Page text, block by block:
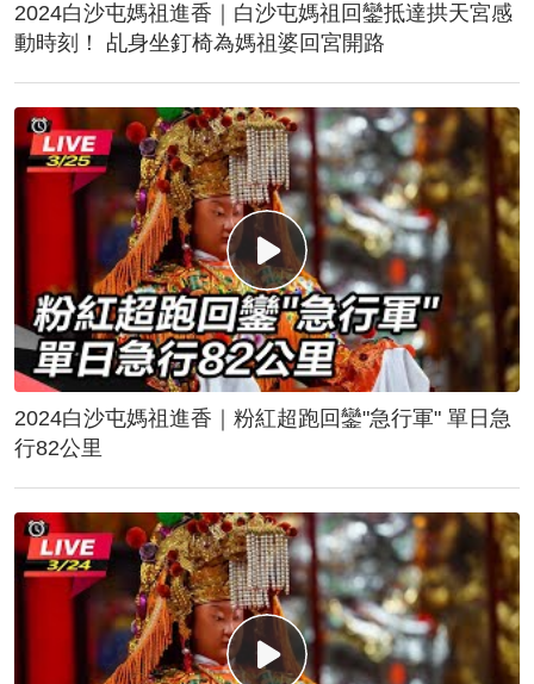
2024白沙屯媽祖進香｜白沙屯媽祖回鑾抵達拱天宮感
動時刻！ 乩身坐釘椅為媽祖婆回宮開路
2024白沙屯媽祖進香｜粉紅超跑回鑾"急行軍" 單日急
行82公里